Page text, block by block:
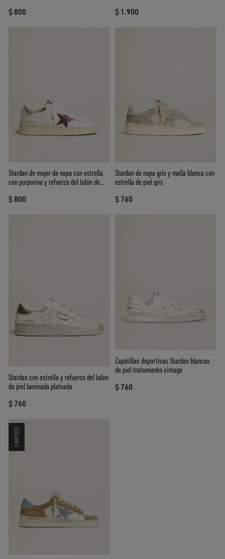
$ 800 $ 1.900
Stardan de mujer de napa con estrella
con purpurina y refuerzo del talón de
$ 800
Stardan de napa gris y malla blanca con
estrella de piel gris
$ 760
Stardan con estrella y refuerzo del talón
de piel laminada plateada
$ 760
Zapatillas deportivas Stardan blancas
de piel tratamiento vintage
$ 760
LIMITED